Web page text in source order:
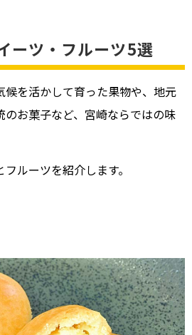
ーツ・フルーツ5選
候を活かして育った果物や、地元
お菓子など、宮崎ならではの味
ルーツを紹介します。